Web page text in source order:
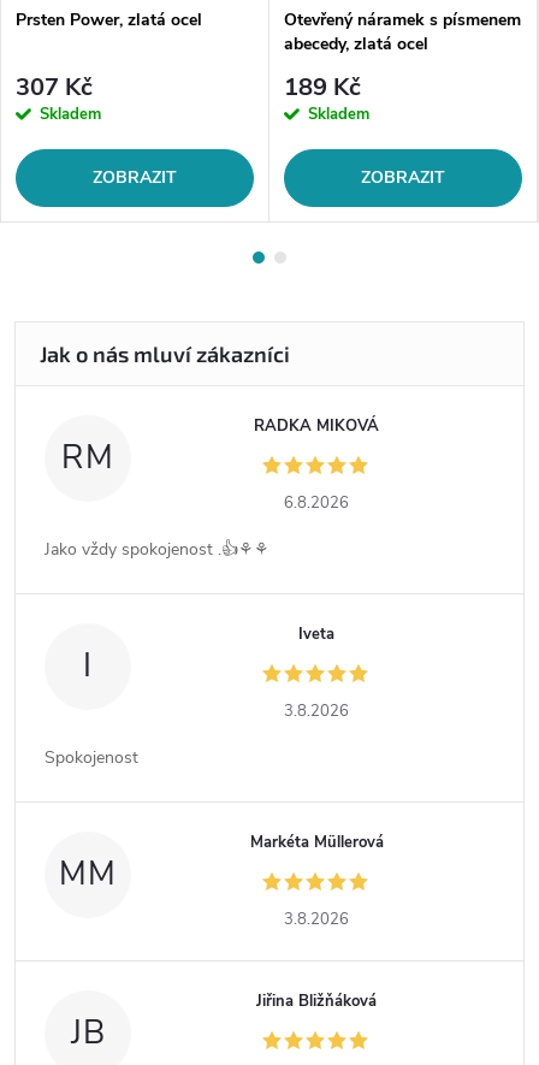
Prsten Power, zlatá ocel
307 Kč
Skladem
ZOBRAZIT
Otevřený náramek s písmenem
abecedy, zlatá ocel
189 Kč
Skladem
ZOBRAZIT
RM
RADKA MIKOVÁ
6.8.2026
Jako vždy spokojenost .👍⚘️⚘️
I
Iveta
3.8.2026
Spokojenost
MM
Markéta Müllerová
3.8.2026
JB
Jiřina Bližňáková